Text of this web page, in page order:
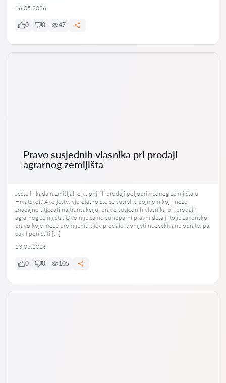
16.05.2026
0 0 47
Pravo susjednih vlasnika pri prodaji
agrarnog zemljišta
Jeste li ikada razmišljali o kupnji ili prodaji poljoprivrednog zemljišta u
Hrvatskoj? Ako jeste, vjerojatno ste se susreli s pojmom koji može
značajno utjecati na transakciju: pravo susjednih vlasnika pri prodaji
agrarnog zemljišta. Ovo nije samo suhoparni pravni detalj; to je zakonsko
pravo koje može promijeniti tijek prodaje, donijeti neočekivane obrate, pa
čak i poništiti […]
13.05.2026
0 0 105